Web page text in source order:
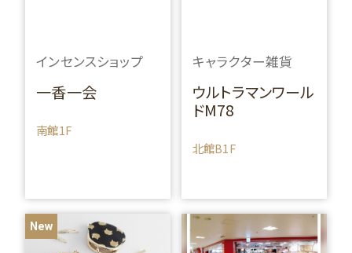
インセンスショップ
一香一会
南館1F
キャラクター雑貨
ウルトラマンワール
ドM78
北館B1F
New